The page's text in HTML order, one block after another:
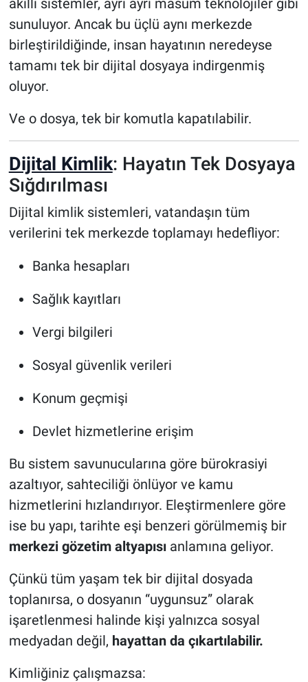
akıllı sistemler, ayrı ayrı masum teknolojiler gibi
sunuluyor. Ancak bu üçlü aynı merkezde
birleştirildiğinde, insan hayatının neredeyse
tamamı tek bir dijital dosyaya indirgenmiş
oluyor.
Ve o dosya, tek bir komutla kapatılabilir.
Dijital Kimlik: Hayatın Tek Dosyaya
Sığdırılması
Dijital kimlik sistemleri, vatandaşın tüm
verilerini tek merkezde toplamayı hedefliyor:
Banka hesapları
Sağlık kayıtları
Vergi bilgileri
Sosyal güvenlik verileri
Konum geçmişi
Devlet hizmetlerine erişim
Bu sistem savunucularına göre bürokrasiyi
azaltıyor, sahteciliği önlüyor ve kamu
hizmetlerini hızlandırıyor. Eleştirmenlere göre
ise bu yapı, tarihte eşi benzeri görülmemiş bir
merkezi gözetim altyapısıanlamına geliyor.
Çünkü tüm yaşam tek bir dijital dosyada
toplanırsa, o dosyanın “uygunsuz” olarak
işaretlenmesi halinde kişi yalnızca sosyal
medyadan değil, hayattan da çıkartılabilir.
Kimliğiniz çalışmazsa: